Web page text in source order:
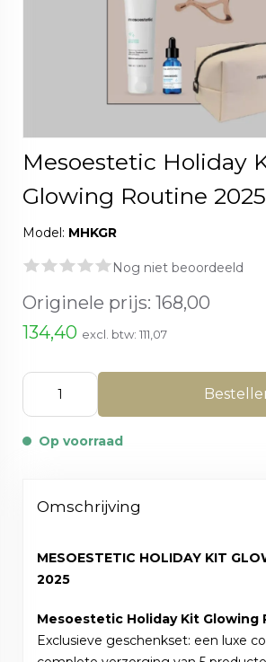
Mesoestetic Holiday
Glowing Routine 2025
Model: MHKGR
Nog niet beoordeeld
Originele prijs: 168,00
134,40 excl. btw: 111,07
Op voorraad
Omschrijving
MESOESTETIC HOLIDAY KIT
2025
Mesoestetic Holiday Kit Glowing
Exclusieve geschenkset: een luxe